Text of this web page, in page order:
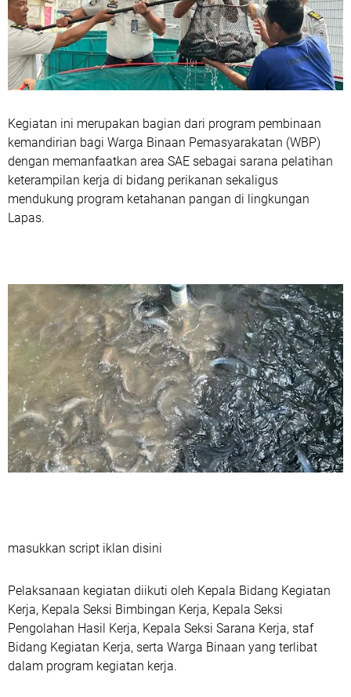
Kegiatan ini merupakan bagian dari program pembinaan
kemandirian bagi Warga Binaan Pemasyarakatan (WBP)
dengan memanfaatkan area SAE sebagai sarana pelatihan
keterampilan kerja di bidang perikanan sekaligus
mendukung program ketahanan pangan di lingkungan
Lapas.
masukkan script iklan disini
Pelaksanaan kegiatan diikuti oleh Kepala Bidang Kegiatan
Kerja, Kepala Seksi Bimbingan Kerja, Kepala Seksi
Pengolahan Hasil Kerja, Kepala Seksi Sarana Kerja, staf
Bidang Kegiatan Kerja, serta Warga Binaan yang terlibat
dalam program kegiatan kerja.